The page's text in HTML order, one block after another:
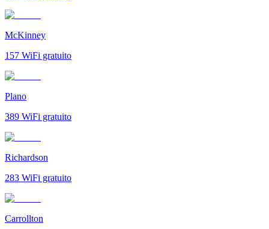
McKinney
157 WiFi gratuito
Plano
389 WiFi gratuito
Richardson
283 WiFi gratuito
Carrollton